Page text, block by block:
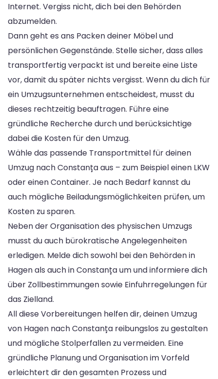
Internet. Vergiss nicht, dich bei den Behörden
abzumelden.
Dann geht es ans Packen deiner Möbel und
persönlichen Gegenstände. Stelle sicher, dass alles
transportfertig verpackt ist und bereite eine Liste
vor, damit du später nichts vergisst. Wenn du dich für
ein Umzugsunternehmen entscheidest, musst du
dieses rechtzeitig beauftragen. Führe eine
gründliche Recherche durch und berücksichtige
dabei die Kosten für den Umzug.
Wähle das passende Transportmittel für deinen
Umzug nach Constanța aus – zum Beispiel einen LKW
oder einen Container. Je nach Bedarf kannst du
auch mögliche Beiladungsmöglichkeiten prüfen, um
Kosten zu sparen.
Neben der Organisation des physischen Umzugs
musst du auch bürokratische Angelegenheiten
erledigen. Melde dich sowohl bei den Behörden in
Hagen als auch in Constanța um und informiere dich
über Zollbestimmungen sowie Einfuhrregelungen für
das Zielland.
All diese Vorbereitungen helfen dir, deinen Umzug
von Hagen nach Constanța reibungslos zu gestalten
und mögliche Stolperfallen zu vermeiden. Eine
gründliche Planung und Organisation im Vorfeld
erleichtert dir den gesamten Prozess und